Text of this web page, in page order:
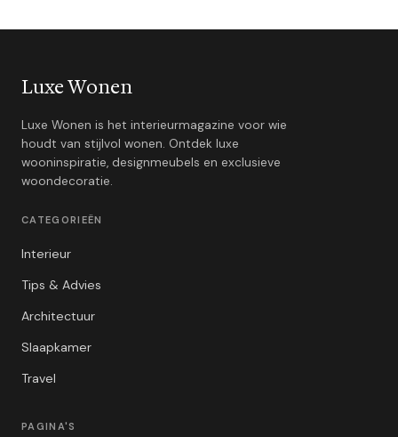
Luxe Wonen
Luxe Wonen is het interieurmagazine voor wie
houdt van stijlvol wonen. Ontdek luxe
wooninspiratie, designmeubels en exclusieve
woondecoratie.
CATEGORIEËN
Interieur
Tips & Advies
Architectuur
Slaapkamer
Travel
PAGINA'S